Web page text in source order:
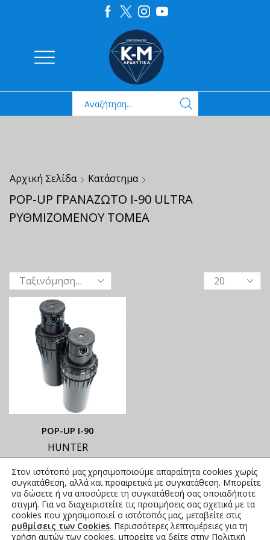
Αρχική Σελίδα Κατάστημα
POP-UP ΓΡΑΝΑΖΩΤΟ Ι-90 ULTRA
ΡΥΘΜΙΖΟΜΕΝΟΥ ΤΟΜΕΑ
ΡΟΡ-UP Ι-90
HUNTER
ΑΝΑΓΡΑΦΟΝΤΑΙ ΣΤΟ
ΑΝΗΡΤΗΜΕΝΟ PDF
504,68€ συμπ. Φ.Π.Α.
Στον ιστότοπό μας χρησιμοποιούμε απαραίτητα cookies χωρίς
συγκατάθεση, αλλά και προαιρετικά με συγκατάθεση. Μπορείτε
να δώσετε ή να αποσύρετε τη συγκατάθεσή σας οποιαδήποτε
στιγμή. Για να διαχειριστείτε τις προτιμήσεις σας σχετικά με τα
cookies που χρησιμοποιεί ο ιστότοπός μας, μεταβείτε στις
ρυθμίσεις των Cookies. Περισσότερες λεπτομέρειες για τη
χρήση αυτών των cookies, μπορείτε να δείτε στην Πολιτική